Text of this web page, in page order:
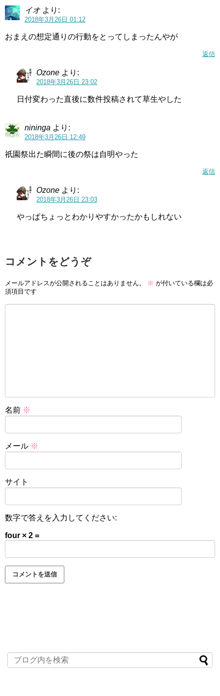
イオ より:
2018年3月26日 01:12
おまえの想定通りの行動をとってしまったんやが
返信
Ozone より:
2018年3月26日 23:02
日付変わった直後に数件投稿されて草生やした
nininga より:
2018年3月26日 12:49
祇園祭出た瞬間に後の祭は自明やった
返信
Ozone より:
2018年3月26日 23:03
やっぱちょっとわかりやすかったかもしれない
コメントをどうぞ
メールアドレスが公開されることはありません。 ※ が付いている欄は必
須項目です
名前 ※
メール ※
サイト
数字で答えを入力してください:
four × 2 =